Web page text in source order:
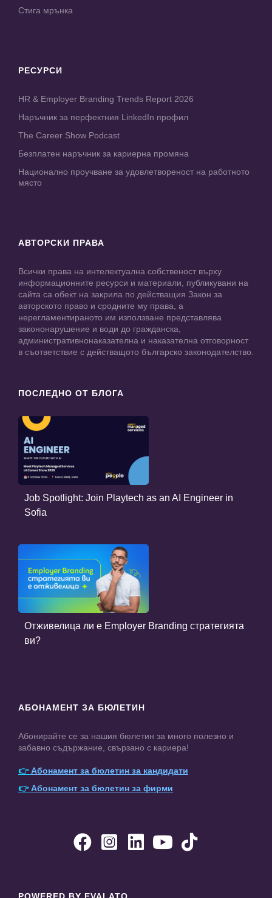
Стига мрънка
РЕСУРСИ
HR & Employer Branding Trends Report 2026
Наръчник за перфектния LinkedIn профил
The Career Show Podcast
Безплатен наръчник за кариерна промяна
Национално проучване за удовлетвореност на работното
място
АВТОРСКИ ПРАВА
Всички права на интелектуална собственост върху
информационните ресурси и материали, публикувани на
сайта са обект на закрила по действащия Закон за
авторското право и сродните му права, а
нерегламентираното им използване представлява
закононарушение и води до гражданска,
административнонаказателна и наказателна отговорност
в съответствие с действащото българско законодателство.
ПОСЛЕДНО ОТ БЛОГА
Job Spotlight: Join Playtech as an AI Engineer in
Sofia
Отживелица ли е Employer Branding стратегията
ви?
АБОНАМЕНТ ЗА БЮЛЕТИН
Абонирайте се за нашия бюлетин за много полезно и
забавно съдържание, свързано с кариера!
👉Абонамент за бюлетин за кандидати
👉Абонамент за бюлетин за фирми
    